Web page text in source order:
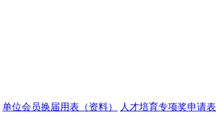
单位会员换届用表（资料） 人才培育专项奖申请表